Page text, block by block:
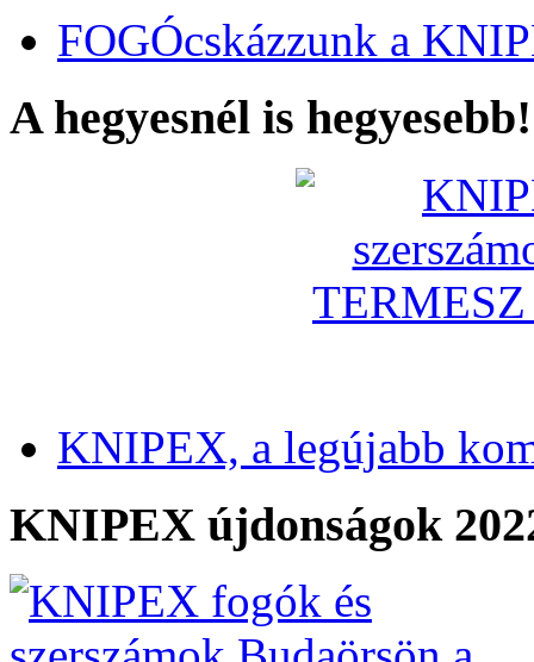
FOGÓcskázzunk a
A hegyesnél is hegyesebb!
KNIPEX, a legújabb
KNIPEX újdonságok